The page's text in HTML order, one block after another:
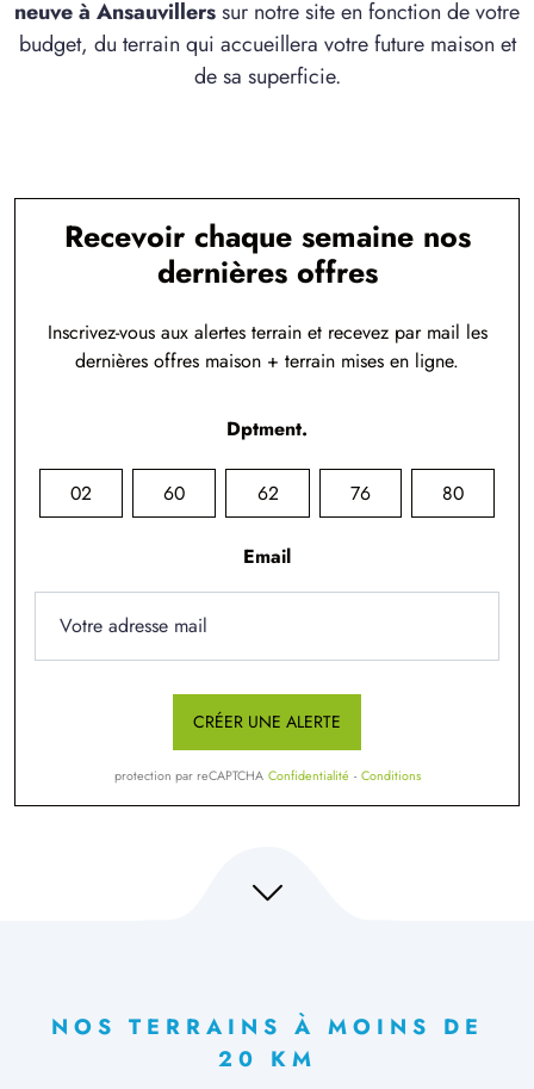
neuve à Ansauvillerssur notre site en fonction de votre
budget, du terrain qui accueillera votre future maison et
de sa superficie.
Recevoir chaque semaine nos
dernières offres
Inscrivez-vous aux alertes terrain et recevez par mail les
dernières offres maison + terrain mises en ligne.
Dptment.
02 60 62 76 80
Email
CRÉER UNE ALERTE
protection par reCAPTCHA Confidentialité - Conditions
NOS TERRAINS À MOINS DE
20 KM